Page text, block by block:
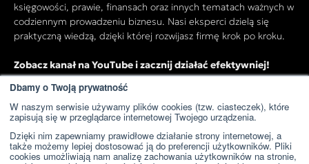
Dbamy o Twoją prywatność
W naszym serwisie używamy plików cookies (tzw. ciasteczek), które
zapisują się w przeglądarce internetowej Twojego urządzenia.
Dzięki nim zapewniamy prawidłowe działanie strony internetowej, a
także możemy lepiej dostosować ją do preferencji użytkowników. Pliki
cookies umożliwiają nam analizę zachowania użytkowników na stronie,
księgowości, prawie, finansach oraz innych tematach ważnych w
codziennym prowadzeniu biznesu. Nasi eksperci dzielą się
praktyczną wiedzą, dzięki której rozwijasz firmę krok po kroku.
Zobacz kanał na YouTube i zacznij działać efektywniej!
Przejdź do kanału YouTube